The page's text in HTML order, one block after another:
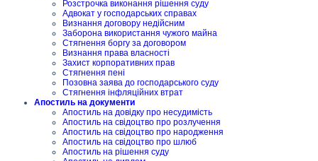
Розстрочка виконання рішення суду
Адвокат у господарських справах
Визнання договору недійсним
Заборона використання чужого майна
Стягнення боргу за договором
Визнання права власності
Захист корпоративних прав
Стягнення пені
Позовна заява до господарського суду
Стягнення інфляційних втрат
Апостиль на документи
Апостиль на довідку про несудимість
Апостиль на свідоцтво про розлучення
Апостиль на свідоцтво про народження
Апостиль на свідоцтво про шлюб
Апостиль на рішення суду